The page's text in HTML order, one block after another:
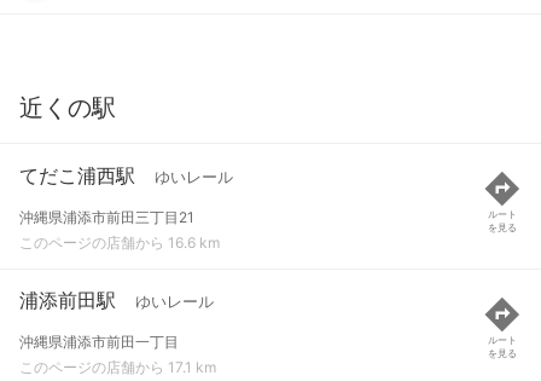
近くの駅
てだこ浦西駅 ゆいレール
沖縄県浦添市前田三丁目21
このページの店舗から 16.6 km
ルート
を見る
浦添前田駅 ゆいレール
沖縄県浦添市前田一丁目
このページの店舗から 17.1 km
ルート
を見る